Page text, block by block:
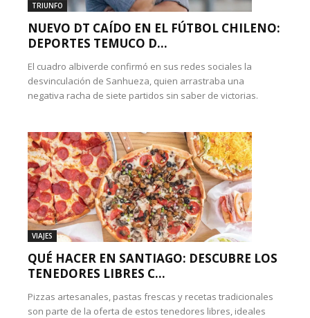
TRIUNFO
NUEVO DT CAÍDO EN EL FÚTBOL CHILENO:
DEPORTES TEMUCO D...
El cuadro albiverde confirmó en sus redes sociales la
desvinculación de Sanhueza, quien arrastraba una
negativa racha de siete partidos sin saber de victorias.
VIAJES
QUÉ HACER EN SANTIAGO: DESCUBRE LOS
TENEDORES LIBRES C...
Pizzas artesanales, pastas frescas y recetas tradicionales
son parte de la oferta de estos tenedores libres, ideales